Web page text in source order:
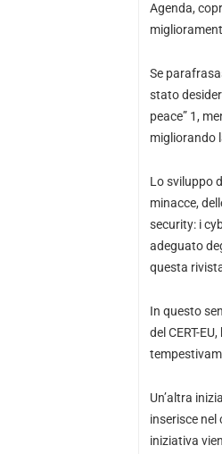
Agenda,
Se
stato
peace” 1,
migliorando
Lo sviluppo
minacce,
security: i
adeguato
questa
In questo
del CERT-
Un’altra
inserisce
iniziativa